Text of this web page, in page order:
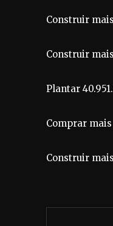
Construir
Construir
Plantar
Comprar mais
Construir